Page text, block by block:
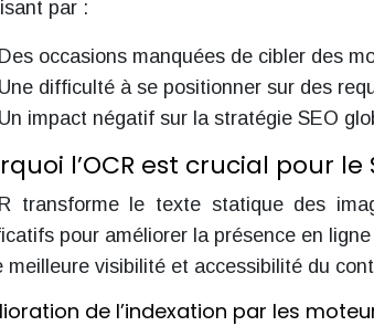
par :
Des occasions manquées de cibler des
Une difficulté à se positionner sur des
Un impact négatif sur la stratégie SEO
l’OCR est crucial pour
transforme le texte statique des
pour améliorer la présence en
meilleure visibilité et accessibilité du
de l’indexation par les